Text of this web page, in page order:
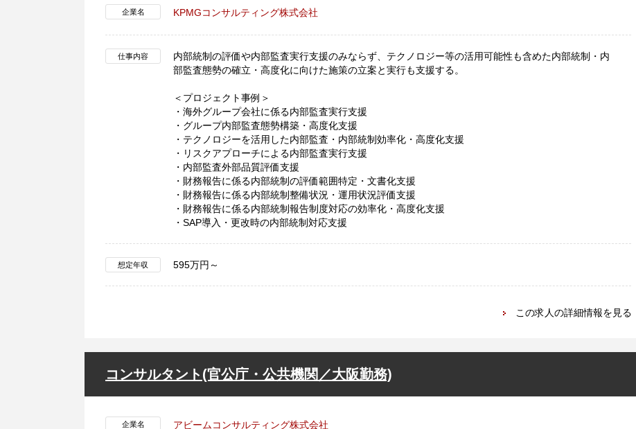
企業名 KPMGコンサルティング株式会社
仕事内容
内部統制の評価や内部監査実行支援のみならず、テクノロジー等の活用可能性も含めた内部統制・内
部監査態勢の確立・高度化に向けた施策の立案と実行も支援する。
＜プロジェクト事例＞
・海外グループ会社に係る内部監査実行支援
・グループ内部監査態勢構築・高度化支援
・テクノロジーを活用した内部監査・内部統制効率化・高度化支援
・リスクアプローチによる内部監査実行支援
・内部監査外部品質評価支援
・財務報告に係る内部統制の評価範囲特定・文書化支援
・財務報告に係る内部統制整備状況・運用状況評価支援
・財務報告に係る内部統制報告制度対応の効率化・高度化支援
・SAP導入・更改時の内部統制対応支援
想定年収 595万円～
この求人の詳細情報を見る
コンサルタント(官公庁・公共機関／大阪勤務)
企業名 アビームコンサルティング株式会社